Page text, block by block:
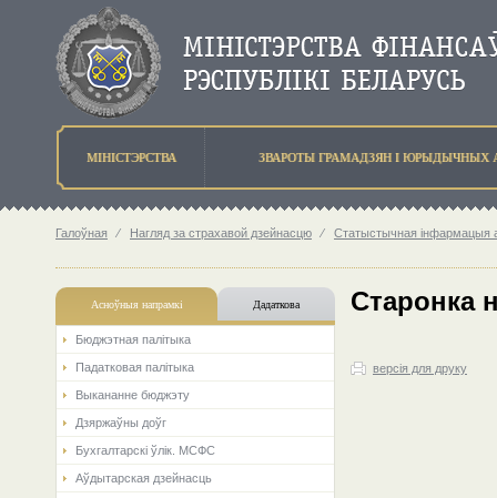
МIНIСТЭРСТВА ЗВАРОТЫ ГРАМАДЗЯН I ЮРЫДЫЧНЫХ
Галоўная ⁄ Нагляд за страхавой дзейнасцю ⁄ Статыстычная інфармацыя
Асноўныя напрамкi Дадаткова
Бюджэтная палiтыка
Падатковая палітыка
Выкананне бюджэту
Дзяржаўны доўг
Бухгалтарскі ўлік. МСФС
Аўдытарская дзейнасць
Старонка
версія для друку